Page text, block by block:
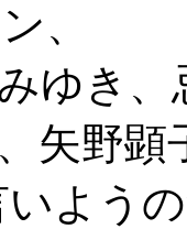
、
ゆき
矢野顕
いよう